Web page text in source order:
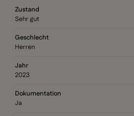
Zustand
Sehr gut
Geschlecht
Herren
Jahr
2023
Dokumentation
Ja